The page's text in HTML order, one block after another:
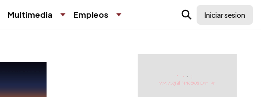
Multimedia Empleos Iniciar sesion